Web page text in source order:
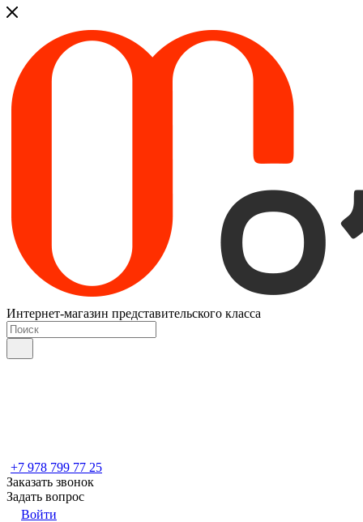
Интернет-магазин представительского класса
+7 978 799 77 25
Заказать звонок
Задать вопрос
Войти